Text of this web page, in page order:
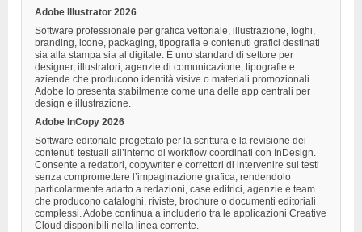
Adobe Illustrator 2026
Software professionale per grafica vettoriale, illustrazione, loghi,
branding, icone, packaging, tipografia e contenuti grafici destinati
sia alla stampa sia al digitale. È uno standard di settore per
designer, illustratori, agenzie di comunicazione, tipografie e
aziende che producono identità visive o materiali promozionali.
Adobe lo presenta stabilmente come una delle app centrali per
design e illustrazione.
Adobe InCopy 2026
Software editoriale progettato per la scrittura e la revisione dei
contenuti testuali all’interno di workflow coordinati con InDesign.
Consente a redattori, copywriter e correttori di intervenire sui testi
senza compromettere l’impaginazione grafica, rendendolo
particolarmente adatto a redazioni, case editrici, agenzie e team
che producono cataloghi, riviste, brochure o documenti editoriali
complessi. Adobe continua a includerlo tra le applicazioni Creative
Cloud disponibili nella linea corrente.